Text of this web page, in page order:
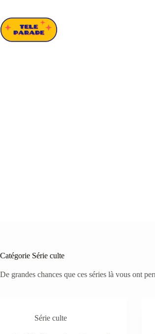
contenu
Catégorie Série culte
De grandes chances que ces séries là vous ont
Série culte